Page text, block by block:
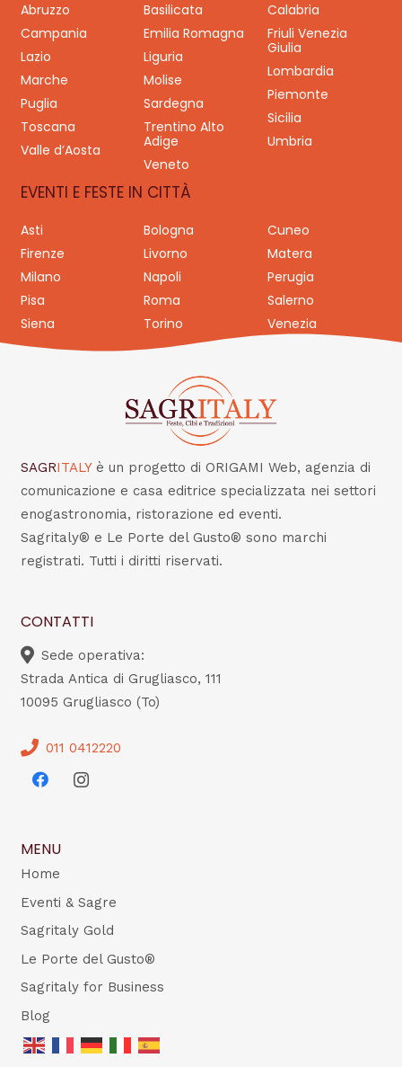
Abruzzo Basilicata
Calabria
Campania
Emilia Romagna
Friuli Venezia
Giulia
Lazio
Liguria
Lombardia
Marche
Molise
Piemonte
Puglia
Sardegna
Sicilia
Toscana
Trentino Alto
Adige
Umbria
Valle d’Aosta
Veneto
EVENTI E FESTE IN CITTÀ
Asti Bologna
Cuneo
Firenze
Livorno
Matera
Milano
Napoli
Perugia
Pisa
Roma
Salerno
Siena
Torino Venezia
SAGRITALY è un progetto di ORIGAMI Web, agenzia di
comunicazione e casa editrice specializzata nei settori
enogastronomia, ristorazione ed eventi.
Sagritaly® e Le Porte del Gusto® sono marchi
registrati. Tutti i diritti riservati.
CONTATTI
Sede operativa:
Strada Antica di Grugliasco, 111
10095 Grugliasco (To)
011 0412220
MENU
Home
Eventi & Sagre
Sagritaly Gold
Le Porte del Gusto®
Sagritaly for Business
Blog